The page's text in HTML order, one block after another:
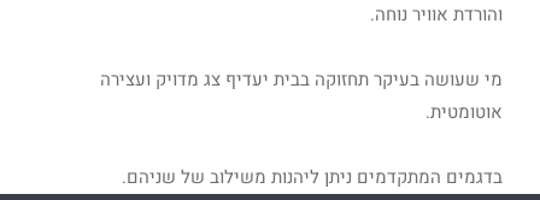
והורדת אוויר נוחה.
מי שעושה בעיקר תחזוקה בבית יעדיף צג מדויק ועצירה
אוטומטית.
בדגמים המתקדמים ניתן ליהנות משילוב של שניהם.